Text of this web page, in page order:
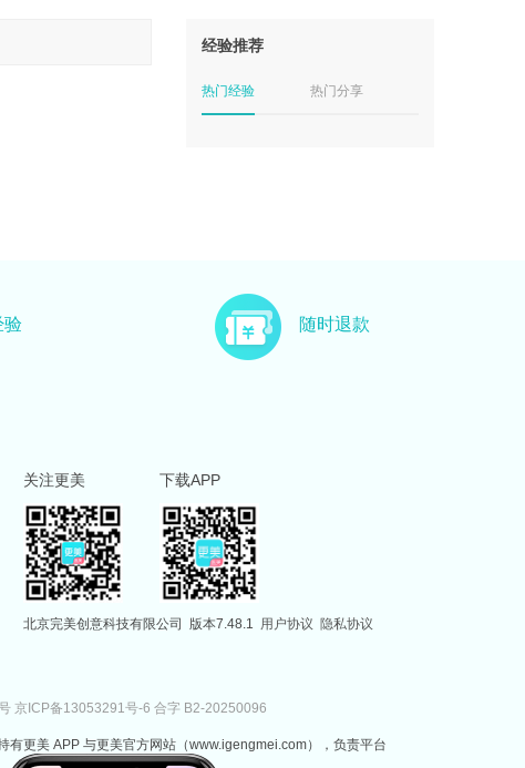
经验推荐
热门经验 热门分享
验 随时退款
关注更美 下载APP
北京完美创意科技有限公司 版本7.48.1 用户协议 隐私协议
京ICP备13053291号-6 合字 B2-20250096
更美 APP 与更美官方网站（www.igengmei.com），负责平台